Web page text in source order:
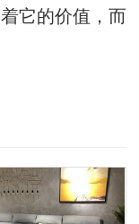
它的价值，而